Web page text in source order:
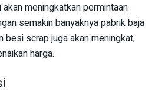
meningkatkan permintaan
semakin banyaknya pabrik baja
besi scrap juga akan meningkat,
harga.